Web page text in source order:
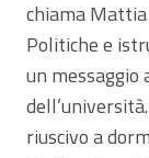
chiama
Politiche e
un
riuscivo a